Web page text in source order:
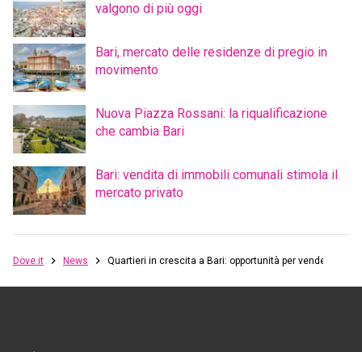
valgono di più oggi
Bari, mercato delle residenze di pregio in
movimento
Nuova Piazza Rossani: la riqualificazione
che cambia Bari
Bari: vendita di immobili comunali stimola il
mercato privato
Dove.it News Quartieri in crescita a Bari: opportunità per vendere